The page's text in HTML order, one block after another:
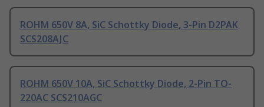
ROHM 650V 8A, SiC Schottky Diode, 3-Pin D2PAK
SCS208AJC
ROHM 650V 10A, SiC Schottky Diode, 2-Pin TO-
220AC SCS210AGC